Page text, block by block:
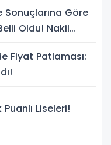
Sonuçlarına Göre
Oldu! Nakil
Fiyat Patlaması:
Liseleri!